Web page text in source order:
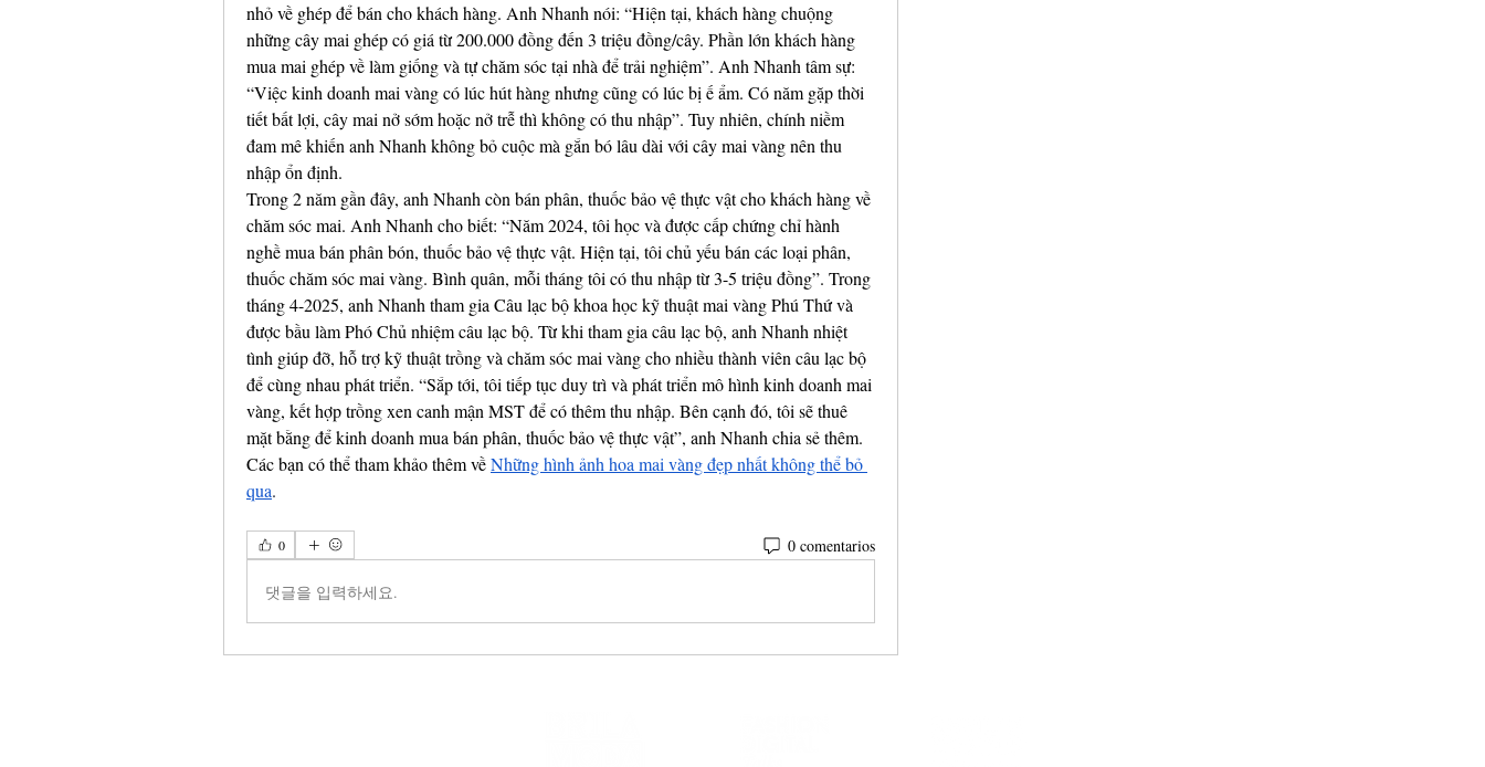
nhỏ về ghép để bán cho khách hàng. Anh Nhanh nói: “Hiện tại, khách hàng chuộng
những cây mai ghép có giá từ 200.000 đồng đến 3 triệu đồng/cây. Phần lớn khách hàng
mua mai ghép về làm giống và tự chăm sóc tại nhà để trải nghiệm”. Anh Nhanh tâm sự:
“Việc kinh doanh mai vàng có lúc hút hàng nhưng cũng có lúc bị ế ẩm. Có năm gặp thời
tiết bất lợi, cây mai nở sớm hoặc nở trễ thì không có thu nhập”. Tuy nhiên, chính niềm
đam mê khiến anh Nhanh không bỏ cuộc mà gắn bó lâu dài với cây mai vàng nên thu
nhập ổn định.
Trong 2 năm gần đây, anh Nhanh còn bán phân, thuốc bảo vệ thực vật cho khách hàng về
chăm sóc mai. Anh Nhanh cho biết: “Năm 2024, tôi học và được cấp chứng chỉ hành
nghề mua bán phân bón, thuốc bảo vệ thực vật. Hiện tại, tôi chủ yếu bán các loại phân,
thuốc chăm sóc mai vàng. Bình quân, mỗi tháng tôi có thu nhập từ 3-5 triệu đồng”. Trong
tháng 4-2025, anh Nhanh tham gia Câu lạc bộ khoa học kỹ thuật mai vàng Phú Thứ và
được bầu làm Phó Chủ nhiệm câu lạc bộ. Từ khi tham gia câu lạc bộ, anh Nhanh nhiệt
tình giúp đỡ, hỗ trợ kỹ thuật trồng và chăm sóc mai vàng cho nhiều thành viên câu lạc bộ
để cùng nhau phát triển. “Sắp tới, tôi tiếp tục duy trì và phát triển mô hình kinh doanh mai
vàng, kết hợp trồng xen canh mận MST để có thêm thu nhập. Bên cạnh đó, tôi sẽ thuê
mặt bằng để kinh doanh mua bán phân, thuốc bảo vệ thực vật”, anh Nhanh chia sẻ thêm.
Các bạn có thể tham khảo thêm về Những hình ảnh hoa mai vàng đẹp nhất không thể bỏ
qua.
0 0 comentarios
댓글을 입력하세요.